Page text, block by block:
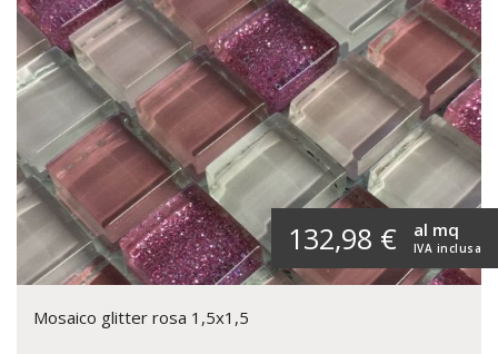
132,98 € IVA inclusa
al mq
Mosaico glitter rosa 1,5x1,5